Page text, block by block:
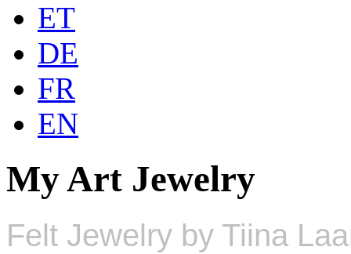
ET
DE
FR
EN
My Art Jewelry
Felt Jewelry by Tiina